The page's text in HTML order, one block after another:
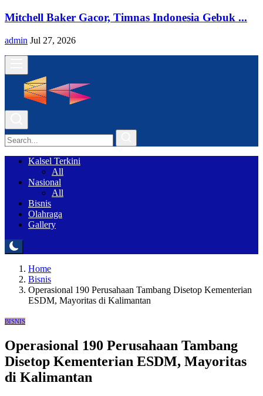
Mitchell Baker Gacor, Timnas Indonesia Gebuk ...
admin Jul 27, 2026
Kalsel Terkini
All
Nasional
All
Bisnis
Olahraga
Gallery
Home
Bisnis
Operasional 190 Perusahaan Tambang Disetop Kementerian
ESDM, Mayoritas di Kalimantan
BISNIS
Operasional 190 Perusahaan Tambang
Disetop Kementerian ESDM, Mayoritas
di Kalimantan